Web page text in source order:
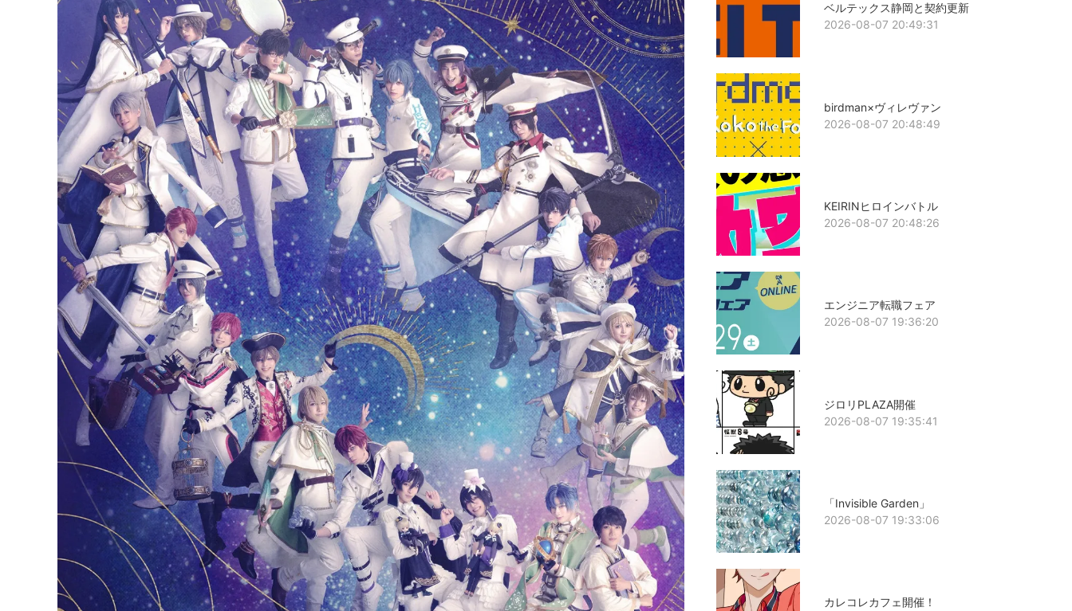
ベルテックス静岡と契約更新
2026-08-07 20:49:31
birdman×ヴィレヴァン
2026-08-07 20:48:49
KEIRINヒロインバトル
2026-08-07 20:48:26
エンジニア転職フェア
2026-08-07 19:36:20
ジロリPLAZA開催
2026-08-07 19:35:41
「Invisible Garden」
2026-08-07 19:33:06
カレコレカフェ開催！